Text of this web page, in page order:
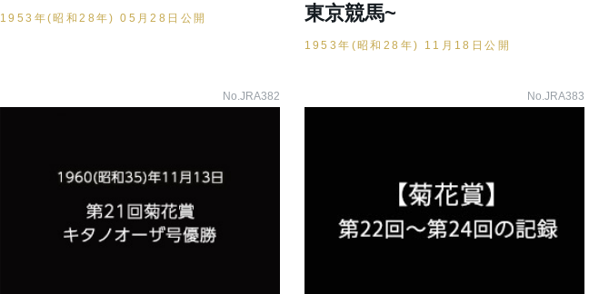
1953年(昭和28年) 05月28日公開
東京競馬~
1953年(昭和28年) 11月18日公開
No.JRA382 No.JRA383